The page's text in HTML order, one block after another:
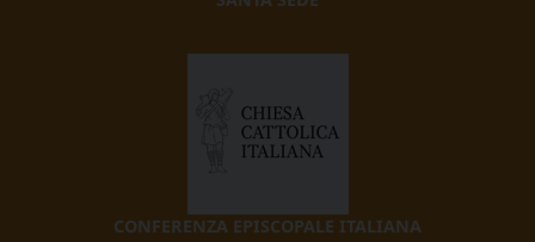
CONFERENZA EPISCOPALE ITALIANA